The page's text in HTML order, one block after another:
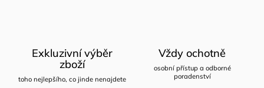
Exkluzivní výběr
zboží
toho nejlepšího, co jinde nenajdete
Vždy ochotně
osobní přístup a odborné
poradenství